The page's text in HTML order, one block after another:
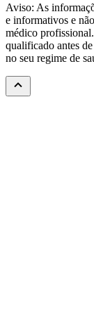
Aviso: As
e informativos e
médico
qualificado antes
no seu regime de